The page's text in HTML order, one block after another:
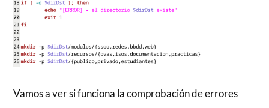
Vamos a ver si funciona la comprobación de errores